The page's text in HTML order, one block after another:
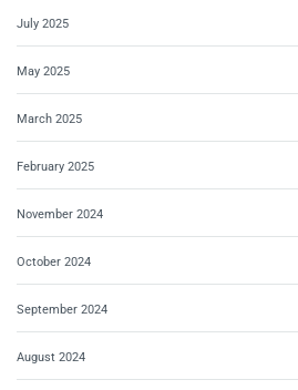
July 2025
May 2025
March 2025
February 2025
November 2024
October 2024
September 2024
August 2024